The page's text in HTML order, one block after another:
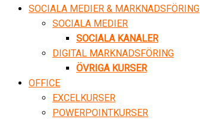
SOCIALA MEDIER & MARKNADSFÖRING
SOCIALA MEDIER
SOCIALA KANALER
DIGITAL MARKNADSFÖRING
ÖVRIGA KURSER
OFFICE
EXCELKURSER
POWERPOINTKURSER